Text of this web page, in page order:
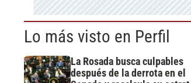
Lo más visto en Perfil
La Rosada busca culpables
después de la derrota en el